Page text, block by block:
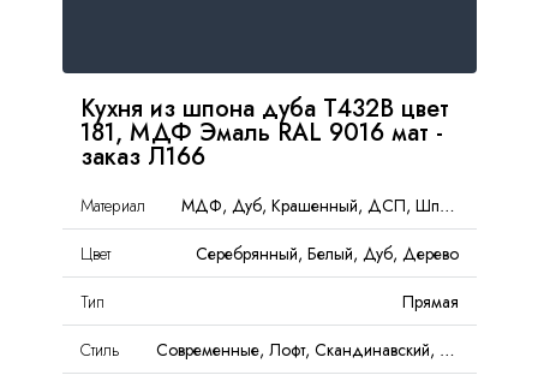
Кухня из шпона дуба Т432В цвет
181, МДФ Эмаль RAL 9016 мат -
заказ Л166
Материал
МДФ, Дуб, Крашенный, ДСП, Шпон, Эмаль, Дерево
Цвет
Серебрянный, Белый, Дуб, Дерево
Тип
Прямая
Стиль
Современные, Лофт, Скандинавский, Неоклассика, Минимализм